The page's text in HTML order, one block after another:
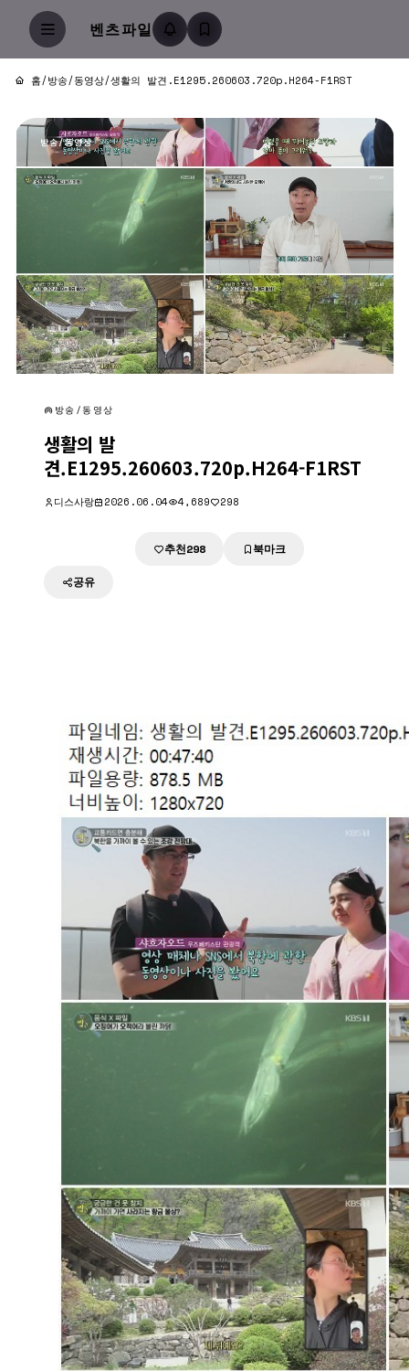
벤츠파일
홈/방송/동영상/생활의 발견.E1295.260603.720p.H264-F1RST
방송/동영상
방송/동영상
생활의 발
견.E1295.260603.720p.H264-F1RST
디스사랑 2026.06.04 4,689 298
추천298 북마크
공유